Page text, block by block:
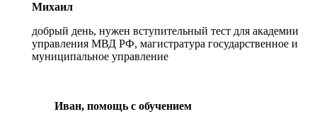
Михаил
добрый день, нужен вступительный тест для академии
управления МВД РФ, магистратура государственное и
муниципальное управление
Иван, помощь с обучением